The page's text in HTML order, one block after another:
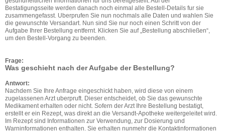
Bestatigungsseite werden danach noch einmal alle Bestell-Details fur sie
zusammengefasst. Uberprufen Sie nun nochmals alle Daten und wahlen Sie
die gewunschte Versandart. Nun sind Sie nur noch einen Schritt von der
Aufgabe Ihrer Bestellung entfernt. Klicken Sie auf „Bestellung abschließen“,
um den Bestell-Vorgang zu beenden.
Frage:
Was geschieht nach der Aufgabe der Bestellung?
Antwort:
Nachdem Sie Ihre Anfrage eingeschickt haben, wird diese von einem
zugelassenen Arzt uberpruft. Dieser entscheidet, ob Sie das gewunschte
Medikament erhalten oder nicht. Sofern der Arzt Ihre Bestellung bestatigt,
erstellt er ein Rezept, was direkt an die Versandt-Apotheke weitergeleitet wird.
Im Rezept sind Informationen zur Verwendung, zur Dosierung und
Warninformationen enthalten. Sie erhalten nunmehr die Kontaktinformationen